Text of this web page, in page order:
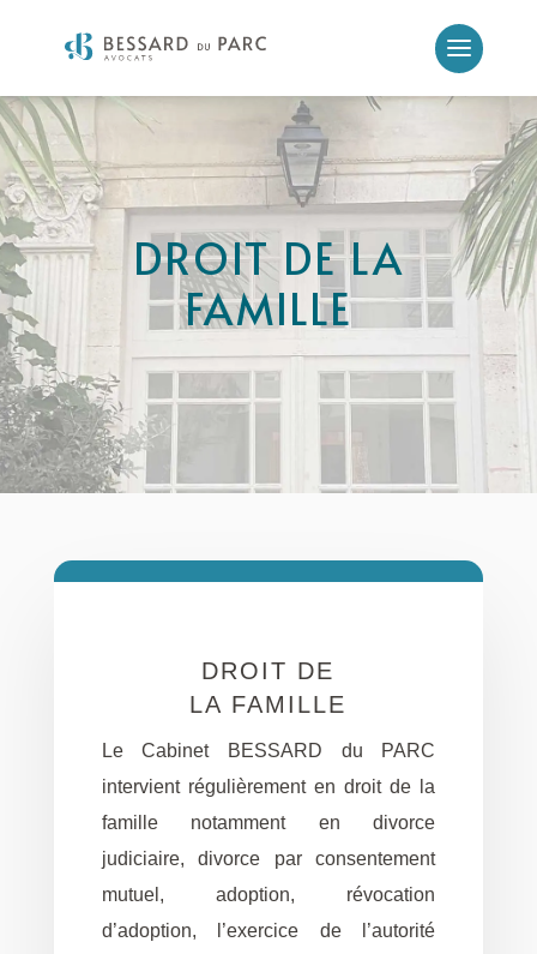
DROIT DE LA
FAMILLE
DROIT DE
LA FAMILLE
Le Cabinet BESSARD du PARC
intervient régulièrement en droit de la
famille notamment en divorce
judiciaire, divorce par consentement
mutuel, adoption, révocation
d’adoption, l’exercice de l’autorité